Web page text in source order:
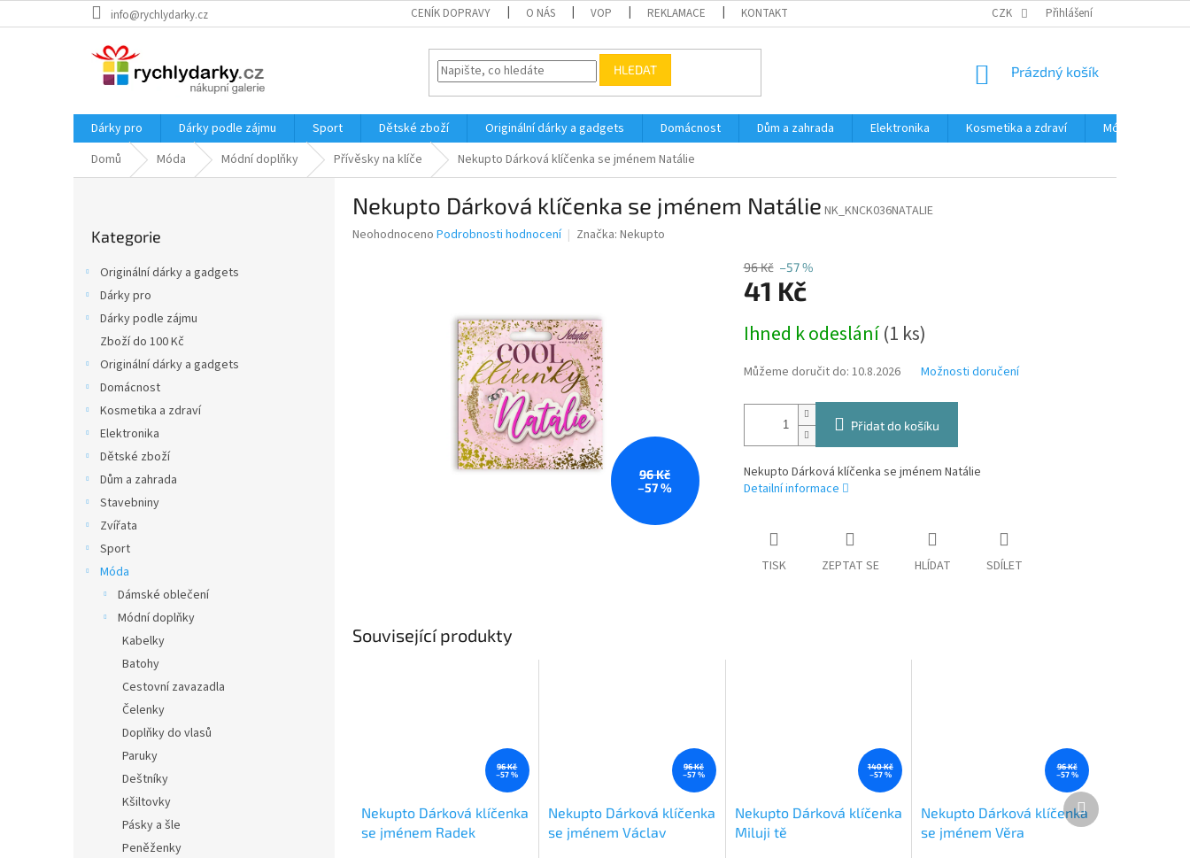
na
info@rychlydarky.cz CENÍK DOPRAVY O NÁS VOP REKLAMACE KONTAKT PODMÍNKY OCHRANY OSOBNÍCH ÚDAJŮ ČASTÉ DOTAZY A
CZK Přihlášení
HLEDAT
NÁKUPNÍ
Prázdný košík
Dárky pro Dárky podle zájmu Sport Dětské zboží Originální dárky a gadgets Domácnost Dům a zahrada Elektronika Kosmetika a zdraví Móda
Domů
Móda Módní doplňky Přívěsky na klíče Nekupto Dárková klíčenka se jménem Natálie
kategorie
Kategorie
Originální dárky a gadgets
Dárky pro
Dárky podle zájmu
Zboží do 100 Kč
Originální dárky a gadgets
Domácnost
Kosmetika a zdraví
Elektronika
Dětské zboží
Dům a zahrada
Stavebniny
Zvířata
Sport
Móda
Dámské oblečení
Módní doplňky
Kabelky
Batohy
Cestovní zavazadla
Čelenky
Doplňky do vlasů
Paruky
Deštníky
Kšiltovky
Pásky a šle
Peněženky
Nekupto Dárková klíčenka se jménem Natálie NK_KNCK036NATALIE
Průměrné
Neohodnoceno Podrobnosti hodnocení Značka: Nekupto
96 Kč
–57 %
96 Kč –57 %
41 Kč
cena:
Ihned k odeslání(1 ks)
Můžeme doručit do: 10.8.2026 Možnosti doručení
Přidat do košíku
Nekupto Dárková klíčenka se jménem Natálie
Detailní informace
TISK ZEPTAT SE HLÍDAT SDÍLET
Související produkty
96 Kč
–57 %
Nekupto Dárková klíčenka
se jménem Radek
96 Kč
–57 %
Nekupto Dárková klíčenka
se jménem Václav
140 Kč
–57 %
Nekupto Dárková klíčenka
Miluji tě
96 Kč
–57 %
Nekupto Dárková klíčenka
se jménem Věra
Další
produkt